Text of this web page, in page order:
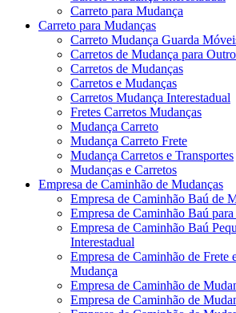
Carreto para Mudança
Carreto para Mudanças
Carreto Mudança Guarda
Carretos de Mudança para
Carretos de Mudanças
Carretos e Mudanças
Carretos Mudança Interestadual
Fretes Carretos Mudanças
Mudança Carreto
Mudança Carreto Frete
Mudança Carretos e Transportes
Mudanças e Carretos
Empresa de Caminhão de Mudanças
Empresa de Caminhão Baú de
Empresa de Caminhão Baú
Empresa de Caminhão Baú
Interestadual
Empresa de Caminhão de Frete
Mudança
Empresa de Caminhão de
Empresa de Caminhão de